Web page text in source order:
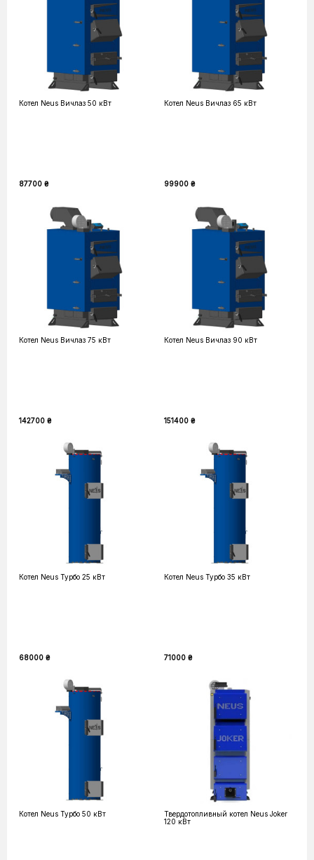
Котел Neus Вичлаз 50 кВт
87700 ₴
Котел Neus Вичлаз 65 кВт
99900 ₴
Котел Neus Вичлаз 75 кВт
142700 ₴
Котел Neus Вичлаз 90 кВт
151400 ₴
Котел Neus Турбо 25 кВт
68000 ₴
Котел Neus Турбо 35 кВт
71000 ₴
Котел Neus Турбо 50 кВт
Твердотопливный котел Neus Joker
120 кВт